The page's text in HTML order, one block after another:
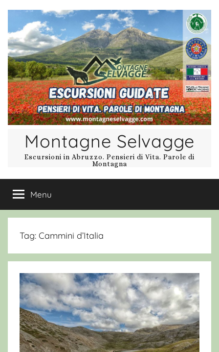
contenuto
Montagne Selvagge
Escursioni in Abruzzo. Pensieri di Vita. Parole di
Montagna
Menu
Tag: Cammini d’Italia